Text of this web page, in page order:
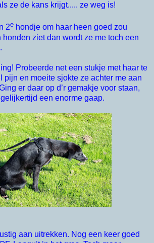
ze de kans krijgt..... ze weg is!
2e hondje om haar heen goed zou
honden ziet dan wordt ze me toch een
Probeerde net een stukje met haar te
pijn en moeite sjokte ze achter me aan
er daar op d’r gemakje voor staan,
een enorme gaap.
aan uitrekken. Nog een keer goed